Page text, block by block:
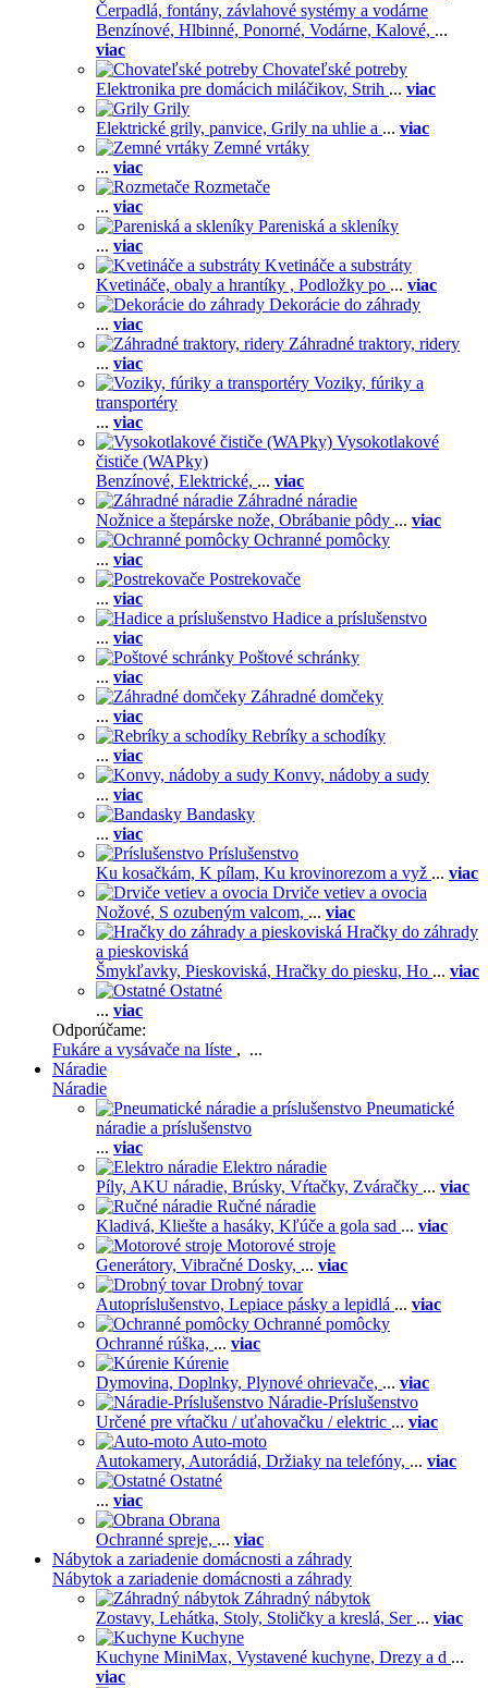
Čerpadlá, fontány, závlahové systémy a vodárne
Benzínové, Hlbinné, Ponorné, Vodárne, Kalové, ...
viac
Chovateľské potreby
Elektronika pre domácich miláčikov, Strih ... viac
Grily
Elektrické grily, panvice, Grily na uhlie a ... viac
Zemné vrtáky
... viac
Rozmetače
... viac
Pareniská a skleníky
... viac
Kvetináče a substráty
Kvetináče, obaly a hrantíky , Podložky po ... viac
Dekorácie do záhrady
... viac
Záhradné traktory, ridery
... viac
Voziky, fúriky a
transportéry
... viac
Vysokotlakové
čističe (WAPky)
Benzínové, Elektrické, ... viac
Záhradné náradie
Nožnice a štepárske nože, Obrábanie pôdy ... viac
Ochranné pomôcky
... viac
Postrekovače
... viac
Hadice a príslušenstvo
... viac
Poštové schránky
... viac
Záhradné domčeky
... viac
Rebríky a schodíky
... viac
Konvy, nádoby a sudy
... viac
Bandasky
... viac
Príslušenstvo
Ku kosačkám, K pílam, Ku krovinorezom a vyž ... viac
Drviče vetiev a ovocia
Nožové, S ozubeným valcom, ... viac
Hračky do záhrady
a pieskoviská
Šmykľavky, Pieskoviská, Hračky do piesku, Ho ... viac
Ostatné
... viac
Odporúčame:
Fukáre a vysávače na líste , ...
Náradie
Náradie
Pneumatické
náradie a príslušenstvo
... viac
Elektro náradie
Píly, AKU náradie, Brúsky, Vŕtačky, Zváračky ... viac
Ručné náradie
Kladivá, Kliešte a hasáky, Kľúče a gola sad ... viac
Motorové stroje
Generátory, Vibračné Dosky, ... viac
Drobný tovar
Autopríslušenstvo, Lepiace pásky a lepidlá ... viac
Ochranné pomôcky
Ochranné rúška, ... viac
Kúrenie
Dymovina, Doplnky, Plynové ohrievače, ... viac
Náradie-Príslušenstvo
Určené pre vŕtačku / uťahovačku / elektric ... viac
Auto-moto
Autokamery, Autorádiá, Držiaky na telefóny, ... viac
Ostatné
... viac
Obrana
Ochranné spreje, ... viac
Nábytok a zariadenie domácnosti a záhrady
Nábytok a zariadenie domácnosti a záhrady
Záhradný nábytok
Zostavy, Lehátka, Stoly, Stoličky a kreslá, Ser ... viac
Kuchyne
Kuchyne MiniMax, Vystavené kuchyne, Drezy a d ...
viac